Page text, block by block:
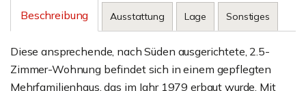
Beschreibung Ausstattung Lage Sonstiges
Diese ansprechende, nach Süden ausgerichtete, 2.5-
Zimmer-Wohnung befindet sich in einem gepflegten
Mehrfamilienhaus, das im Jahr 1979 erbaut wurde. Mit